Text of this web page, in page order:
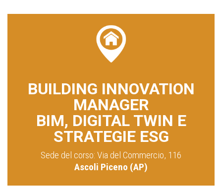
BUILDING INNOVATION
MANAGER
BIM, DIGITAL TWIN E
STRATEGIE ESG
Sede del corso: Via del Commercio, 116
Ascoli Piceno (AP)